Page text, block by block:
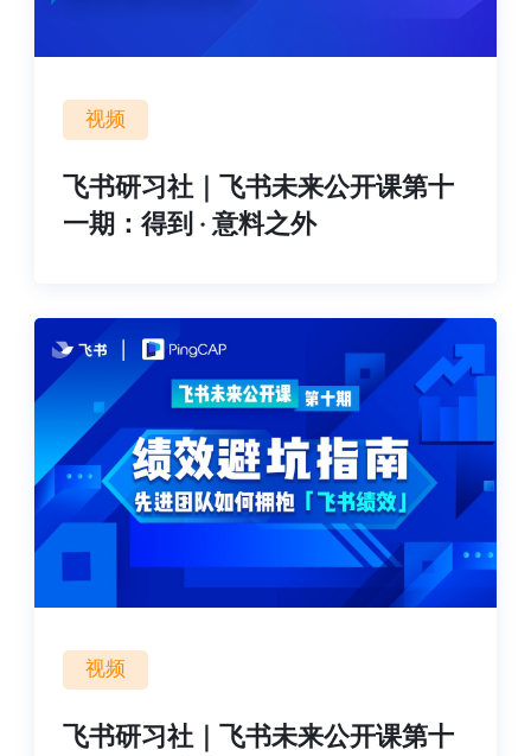
视频
飞书研习社｜飞书未来公开课第十
一期：得到 · 意料之外
视频
飞书研习社｜飞书未来公开课第十